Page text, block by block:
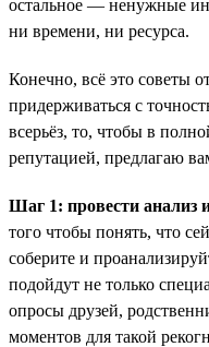
остальное — ненужные
ни времени, ни ресурса.
Конечно, всё это советы
придерживаться с
всерьёз, то, чтобы в
репутацией, предлагаю
Шаг 1: провести анализ
того чтобы понять, что
соберите и
подойдут не только
опросы друзей,
моментов для такой